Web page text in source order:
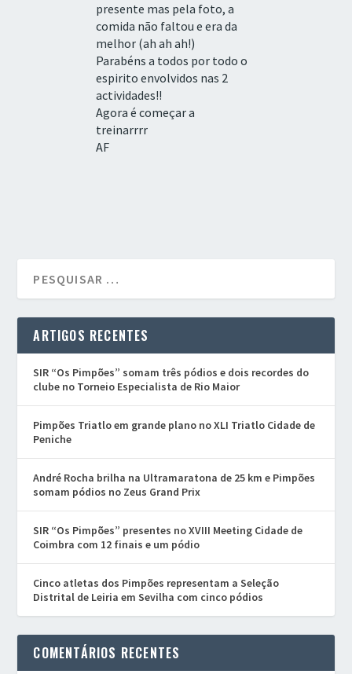
presente mas pela foto, a
comida não faltou e era da
melhor (ah ah ah!)
Parabéns a todos por todo o
espirito envolvidos nas 2
actividades!!
Agora é começar a
treinarrrr
AF
ARTIGOS RECENTES
SIR “Os Pimpões” somam três pódios e dois recordes do
clube no Torneio Especialista de Rio Maior
Pimpões Triatlo em grande plano no XLI Triatlo Cidade de
Peniche
André Rocha brilha na Ultramaratona de 25 km e Pimpões
somam pódios no Zeus Grand Prix
SIR “Os Pimpões” presentes no XVIII Meeting Cidade de
Coimbra com 12 finais e um pódio
Cinco atletas dos Pimpões representam a Seleção
Distrital de Leiria em Sevilha com cinco pódios
COMENTÁRIOS RECENTES